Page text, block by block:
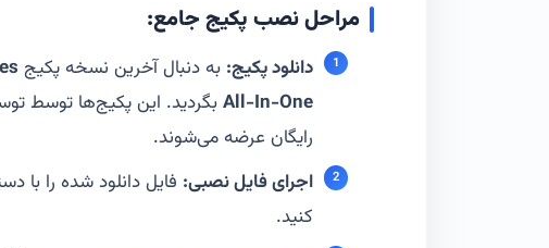
مراحل نصب پکیج جامع:
دانلود پکیج: به دنبال آخرین نسخه پکیج
All-In-Oneبگردید. این پکیج‌ها توسط
رایگان عرضه می‌شوند.
اجرای فایل نصبی:
کنید.